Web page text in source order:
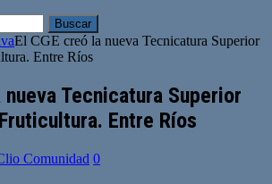
El CGE creó la nueva Tecnicatura Superior
Entre Ríos
nueva Tecnicatura Superior
Entre Ríos
Comunidad 0